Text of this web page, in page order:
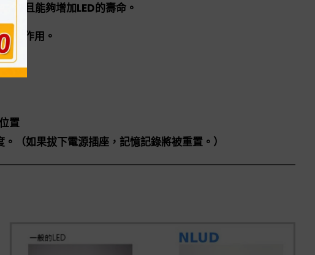
並且能夠增加LED的壽命。
護作用。
置
（如果拔下電源插座，記憶記錄將被重置。）